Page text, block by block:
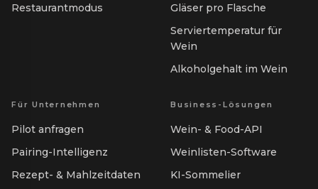
Restaurantmodus
Gläser pro Flasche
Serviertemperatur für
Wein
Alkoholgehalt im Wein
Für Unternehmen
Pilot anfragen
Pairing-Intelligenz
Rezept- & Mahlzeitdaten
Business-Lösungen
Wein- & Food-API
Weinlisten-Software
KI-Sommelier